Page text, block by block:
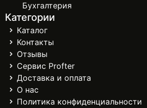
Бухгалтерия
Категории
Каталог
Контакты
Отзывы
Сервис Profter
Доставка и оплата
О нас
Политика конфиденциальности